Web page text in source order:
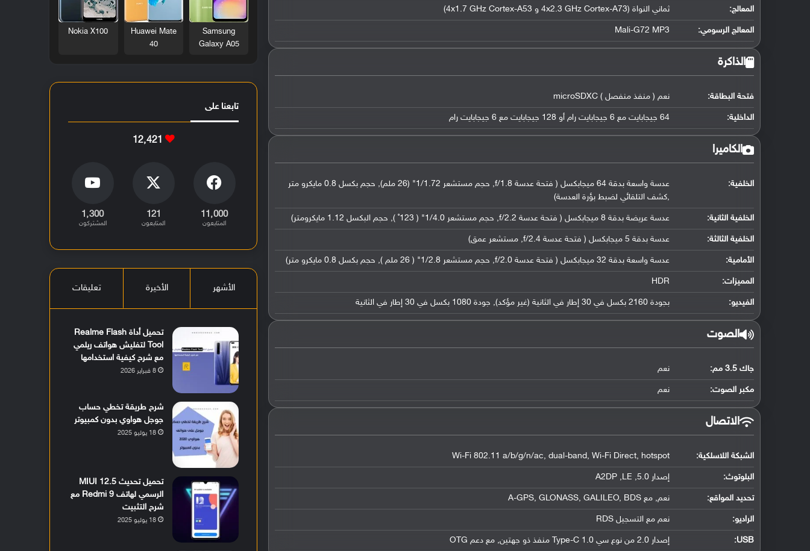
المعالج: ثماني النواة (4x2.3 GHz Cortex-A73 و 4x1.7 GHz Cortex-A53)
المعالج الرسومي:
Mali-G72 MP3
الذاكرة
فتحة البطاقة: نعم ( منفذ منفصل ) microSDXC
الداخلية: 64 جيجابايت مع 6 جيجابايت رام أو 128 جيجابايت مع 6 جيجابايت رام
الكاميرا
الخلفية:
عدسة واسعة بدقة 64 ميجابكسل ( فتحة عدسة f/1.8, حجم مستشعر 1/1.72" (26 ملم), حجم بكسل 0.8 مايكرو متر
,كشف التلقائي لضبط بؤرة العدسة)
الخلفية الثانية: عدسة عريضة بدقة 8 ميجابكسل ( فتحة عدسة f/2.2, حجم مستشعر 1/4.0" ( 123˚ ), حجم البكسل 1.12 مايكرومتر)
الخلفية الثالثة: عدسة بدقة 5 ميجابكسل ( فتحة عدسة f/2.4, مستشعر عمق)
الأمامية: عدسة واسعة بدقة 32 ميجابكسل ( فتحة عدسة f/2.0, حجم مستشعر 1/2.8" ( 26 ملم ), حجم بكسل 0.8 مايكرو متر)
المميزات: HDR
الفيديو: بجودة 2160 بكسل في 30 إطار في الثانية (غير مؤكد), جودة 1080 بكسل في 30 إطار في الثانية
الصوت
جاك 3.5 مم: نعم
مكبر الصوت: نعم
الاتصال
الشبكة اللاسلكية: Wi-Fi 802.11 a/b/g/n/ac, dual-band, Wi-Fi Direct, hotspot
البلوتوث: إصدار 5.0, A2DP ,LE
تحديد المواقع: نعم, مع A-GPS, GLONASS, GALILEO, BDS
الراديو: نعم مع التسجيل RDS
USB
: إصدار 2.0 من نوع سي Type-C 1.0 منفذ ذو جهتين, مع دعم OTG
Samsung
Galaxy A05
Huawei Mate
40
Nokia X100
تابعنا على
12٬421
11٬000
المتابعون
121
المتابعون
1٬300
المشتركون
الأشهر الأخيرة تعليقات
تحميل أداة Realme Flash
Tool لتفليش هواتف ريلمي
مع شرح كيفية استخدامها
8 فبراير 2026
شرح طريقة تخطي حساب
جوجل هواوي بدون كمبيوتر
18 يوليو 2025
تحميل تحديث MIUI 12.5
الرسمي لهاتف Redmi 9 مع
شرح التثبيت
18 يوليو 2025